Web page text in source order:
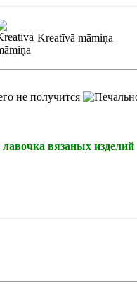
Kreatīvā māmiņa
не получится
лавочка вязаных изделий